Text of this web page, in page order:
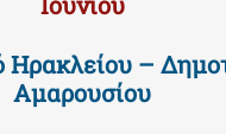
Ηρακλείου –
Αμαρουσίου